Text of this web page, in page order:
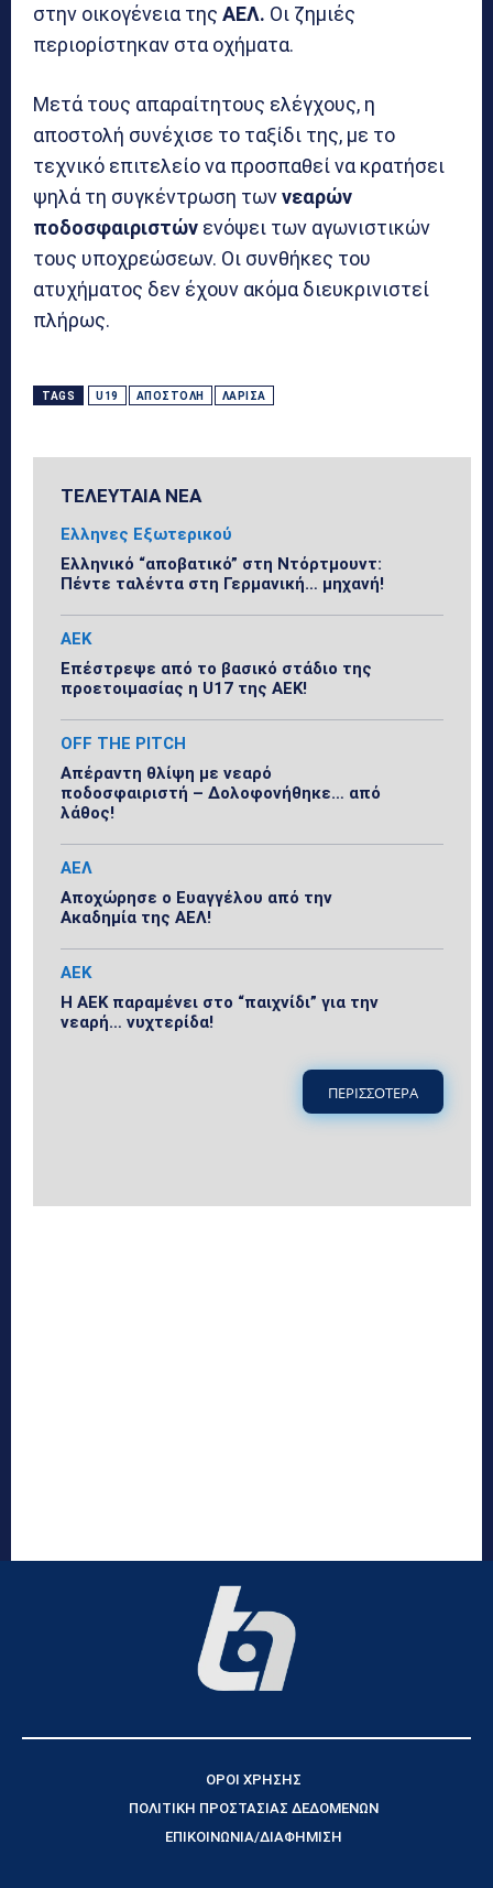
στην οικογένεια της ΑΕΛ. Οι ζημιές
περιορίστηκαν στα οχήματα.
Μετά τους απαραίτητους ελέγχους, η
αποστολή συνέχισε το ταξίδι της, με το
τεχνικό επιτελείο να προσπαθεί να κρατήσει
ψηλά τη συγκέντρωση τωννεαρών
ποδοσφαιριστών ενόψει των αγωνιστικών
τους υποχρεώσεων. Οι συνθήκες του
ατυχήματος δεν έχουν ακόμα διευκρινιστεί
πλήρως.
TAGS U19 ΑΠΟΣΤΟΛΉ ΛΆΡΙΣΑ
ΤΕΛΕΥΤΑΙΑ ΝΕΑ
Ελληνες Εξωτερικού
Ελληνικό “αποβατικό” στη Ντόρτμουντ:
Πέντε ταλέντα στη Γερμανική… μηχανή!
ΑΕΚ
Επέστρεψε από το βασικό στάδιο της
προετοιμασίας η U17 της ΑΕΚ!
OFF THE PITCH
Απέραντη θλίψη με νεαρό
ποδοσφαιριστή – Δολοφονήθηκε… από
λάθος!
ΑΕΛ
Αποχώρησε ο Ευαγγέλου από την
Ακαδημία της ΑΕΛ!
ΑΕΚ
Η ΑΕΚ παραμένει στο “παιχνίδι” για την
νεαρή… νυχτερίδα!
ΠΕΡΙΣΣΟΤΕΡΑ
ΟΡΟΙ ΧΡΗΣΗΣ
ΠΟΛΙΤΙΚΗ ΠΡΟΣΤΑΣΙΑΣ ΔΕΔΟΜΕΝΩΝ
ΕΠΙΚΟΙΝΩΝΙΑ/ΔΙΑΦΗΜΙΣΗ